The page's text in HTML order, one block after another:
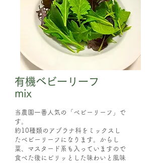
​有機ベビーリーフ
mix
当農園一番人気の「ベビーリーフ」で
す。
約10種類のアブラナ科をミックスし
たベビーリーフになります。からし
菜、マスタード系も入っていますので
食べた後にピリッとした味わいと風味